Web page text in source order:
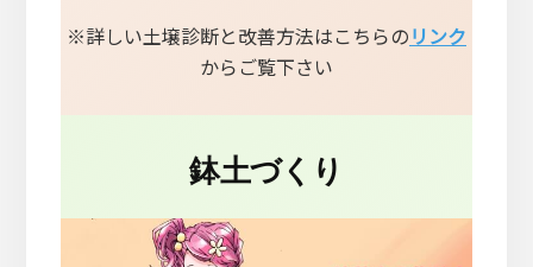
※詳しい土壌診断と改善方法はこちらのリンク
からご覧下さい
鉢土づくり